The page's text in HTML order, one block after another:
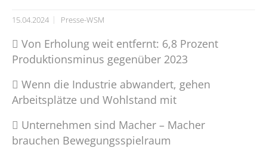
15.04.2024 Presse-WSM
 Von Erholung weit entfernt: 6,8 Prozent
Produktionsminus gegenüber 2023
 Wenn die Industrie abwandert, gehen
Arbeitsplätze und Wohlstand mit
 Unternehmen sind Macher – Macher
brauchen Bewegungsspielraum